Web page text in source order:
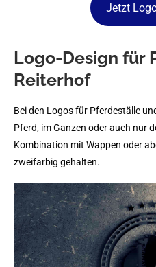
Jetzt
Logo-Design für
Reiterhof
Bei den Logos für Pferdeställe
Pferd, im Ganzen oder auch nur
Kombination mit Wappen oder
zweifarbig gehalten.